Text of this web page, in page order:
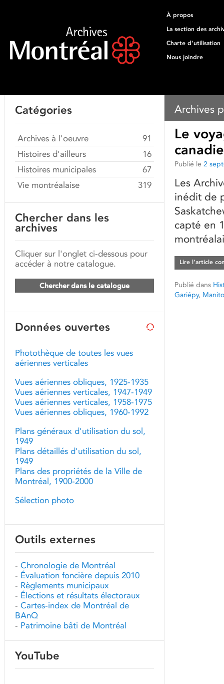
À propos
La section des
Charte d'utilisation
Nous joindre
Archives
Le
Publié le 2
Les
inédit de
capté en
Lire l’article
Publié dans
Gariépy,
Catégories
Archives à l'oeuvre
91
Histoires d'ailleurs
16
Histoires municipales
67
Vie montréalaise
319
Chercher dans les
archives
Cliquer sur l'onglet ci-dessous pour
accéder à notre catalogue.
Chercher dans le catalogue
Données ouvertes
Photothèque de toutes les vues
aériennes verticales
Vues aériennes obliques, 1925-1935
Vues aériennes verticales, 1947-1949
Vues aériennes verticales, 1958-1975
Vues aériennes obliques, 1960-1992
Plans généraux d'utilisation du sol,
1949
Plans détaillés d'utilisation du sol,
1949
Plans des propriétés de la Ville de
Montréal, 1900-2000
Sélection photo
Outils externes
- Chronologie de Montréal
- Évaluation foncière depuis 2010
- Règlements municipaux
- Élections et résultats électoraux
- Cartes-index de Montréal de
BAnQ
- Patrimoine bâti de Montréal
YouTube